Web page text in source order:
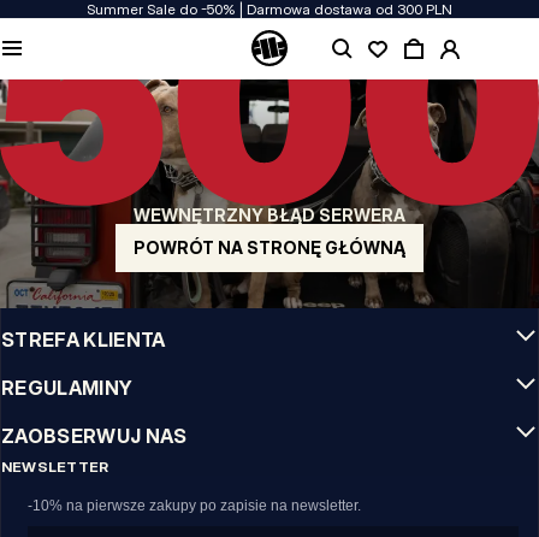
Summer Sale do -50% | Darmowa dostawa od 300 PLN
WEWNĘTRZNY BŁĄD SERWERA
POWRÓT NA STRONĘ GŁÓWNĄ
JAKOŚĆ TO DLA NAS PRIORYTET
Naszą odzież produkujemy z pasją! Nie idziemy na kompromis w kwestiach
wytrzymałości, długowieczności materiałów i dbałości o detal.
US ORIGIN
Nasze korzenie sięgają San Diego z poczatku lat 90-tych XX wieku. Nasz styl jest
surowy, autentyczny i stanowczy.
MARKA Z CHARAKTEREM
Nasze kolekcje wybierają sportowcy, fighterzy i uparci indywidualiści.
INFO
STREFA KLIENTA
REGULAMINY
ZAOBSERWUJ NAS
NEWSLETTER
-10% na pierwsze zakupy po zapisie na newsletter.